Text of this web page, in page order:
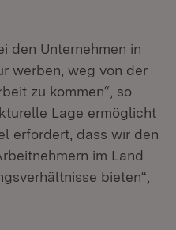
den Unternehmen in
werben, weg von der
zu kommen“, so
Lage ermöglicht
erfordert, dass wir den
im Land
bieten“,